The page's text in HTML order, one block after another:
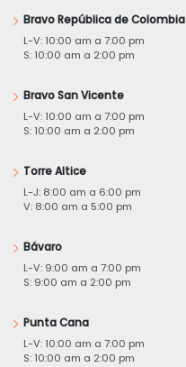
Bravo República de Colombia
L-V: 10:00 am a 7:00 pm
S: 10:00 am a 2:00 pm
Bravo San Vicente
L-V: 10:00 am a 7:00 pm
S: 10:00 am a 2:00 pm
Torre Altice
L-J: 8:00 am a 6:00 pm
V: 8:00 am a 5:00 pm
Bávaro
L-V: 9:00 am a 7:00 pm
S: 9:00 am a 2:00 pm
Punta Cana
L-V: 10:00 am a 7:00 pm
S: 10:00 am a 2:00 pm